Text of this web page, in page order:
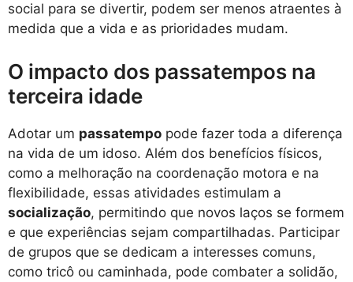
social para se divertir, podem ser menos atraentes à
medida que a vida e as prioridades mudam.
O impacto dos passatempos na
terceira idade
Adotar um passatempo pode fazer toda a diferença
na vida de um idoso. Além dos benefícios físicos,
como a melhoração na coordenação motora e na
flexibilidade, essas atividades estimulam a
socialização, permitindo que novos laços se formem
e que experiências sejam compartilhadas. Participar
de grupos que se dedicam a interesses comuns,
como tricô ou caminhada, pode combater a solidão,